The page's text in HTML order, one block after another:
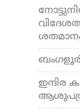
ഇന്ദിര